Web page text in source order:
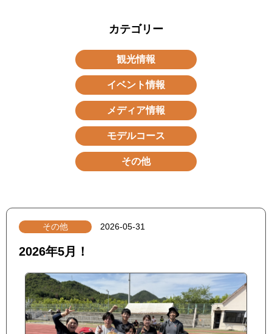
カテゴリー
観光情報
イベント情報
メディア情報
モデルコース
その他
その他 2026-05-31
2026年5月！